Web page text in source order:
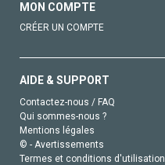
MON COMPTE
CRÉER UN COMPTE
AIDE & SUPPORT
Contactez-nous / FAQ
Qui sommes-nous ?
Mentions légales
© - Avertissements
Termes et conditions d'utilisation